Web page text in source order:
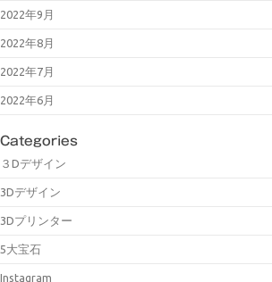
2022年9月
2022年8月
2022年7月
2022年6月
Categories
３Dデザイン
3Dデザイン
3Dプリンター
5大宝石
Instagram